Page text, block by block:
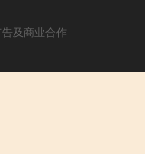
及商业合作